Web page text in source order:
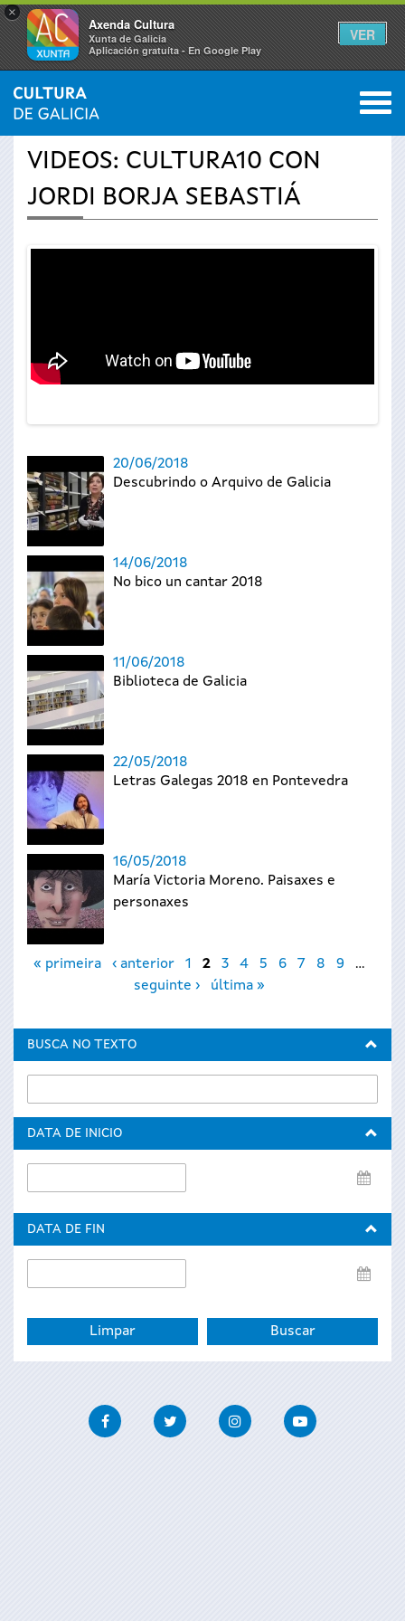
×
Axenda Cultura
Xunta de Galicia
Aplicación gratuíta - En Google Play
VER
Vostede
aquí
INICIO › ACTUALIDADE 0
VIDEOS: CULTURA10 CON
JORDI BORJA SEBASTIÁ
20/06/2018
Descubrindo o Arquivo de Galicia
14/06/2018
No bico un cantar 2018
11/06/2018
Biblioteca de Galicia
22/05/2018
Letras Galegas 2018 en Pontevedra
16/05/2018
María Victoria Moreno. Paisaxes e
personaxes
Páxinas
« primeira ‹ anterior 1 2 3 4 5 6 7 8 9
…
seguinte ›
última »
BUSCA NO TEXTO
DATA DE INICIO
de
DATA DE FIN
de
FacebookTwitter InstagramYoutube